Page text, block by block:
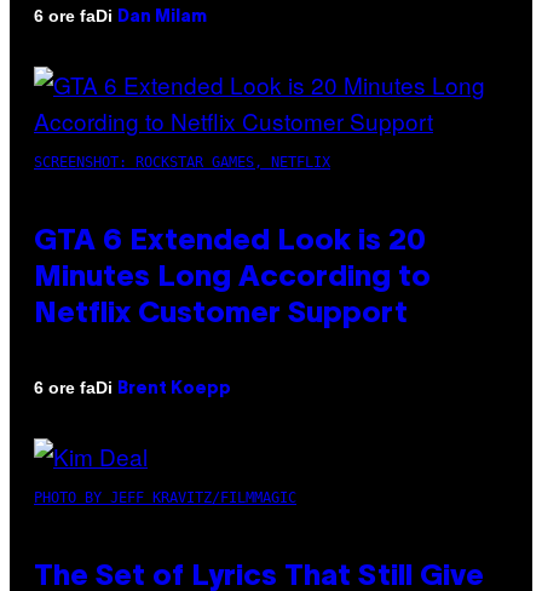
6 ore faDi Dan Milam
SCREENSHOT: ROCKSTAR GAMES, NETFLIX
GTA 6 Extended Look is 20
Minutes Long According to
Netflix Customer Support
6 ore faDi Brent Koepp
PHOTO BY JEFF KRAVITZ/FILMMAGIC
The Set of Lyrics That Still Give